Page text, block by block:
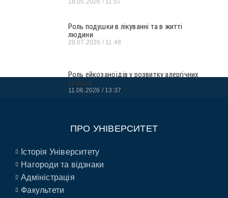
18.05.2026 11:07
Роль подушки в лікуванні та в житті
людини
28.07.2026 11:48
Роль ейкозаноїдів у розвитку алергічних
реакцій
11.06.2026 13:37
ПРО УНІВЕРСИТЕТ
Історія Університету
Нагороди та відзнаки
Адміністрація
Факультети